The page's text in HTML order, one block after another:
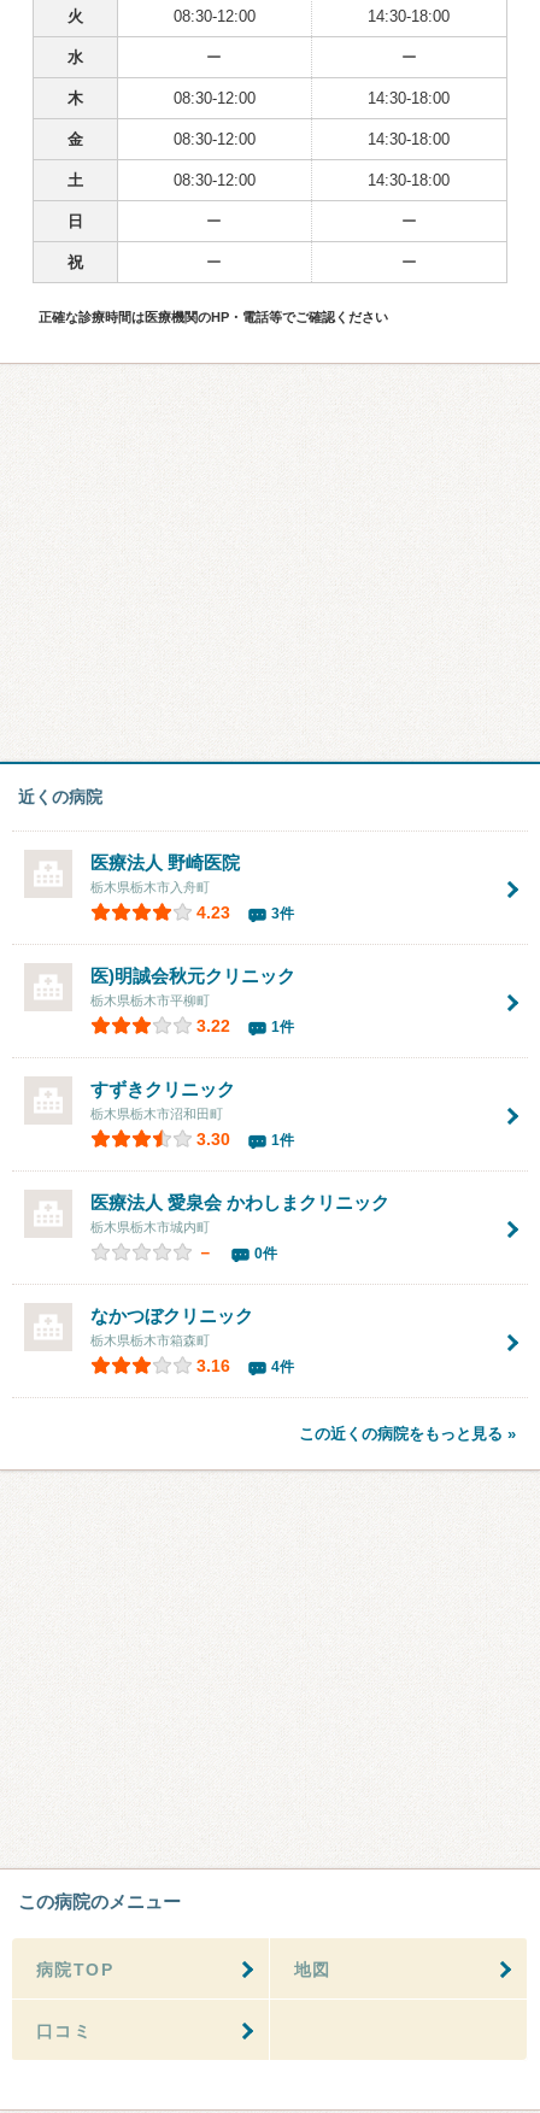
火 08:30-12:00 14:30-18:00
水 ー ー
木 08:30-12:00 14:30-18:00
金 08:30-12:00 14:30-18:00
土 08:30-12:00 14:30-18:00
日 ー ー
祝 ー ー
正確な診療時間は医療機関のHP・電話等でご確認ください
近くの病院
医療法人 野崎医院
栃木県栃木市入舟町
4.23 3件
医)明誠会秋元クリニック
栃木県栃木市平柳町
3.22 1件
すずきクリニック
栃木県栃木市沼和田町
3.30 1件
医療法人 愛泉会 かわしまクリニック
栃木県栃木市城内町
－ 0件
なかつぼクリニック
栃木県栃木市箱森町
3.16 4件
この近くの病院をもっと見る »
この病院のメニュー
病院TOP 地図
口コミ